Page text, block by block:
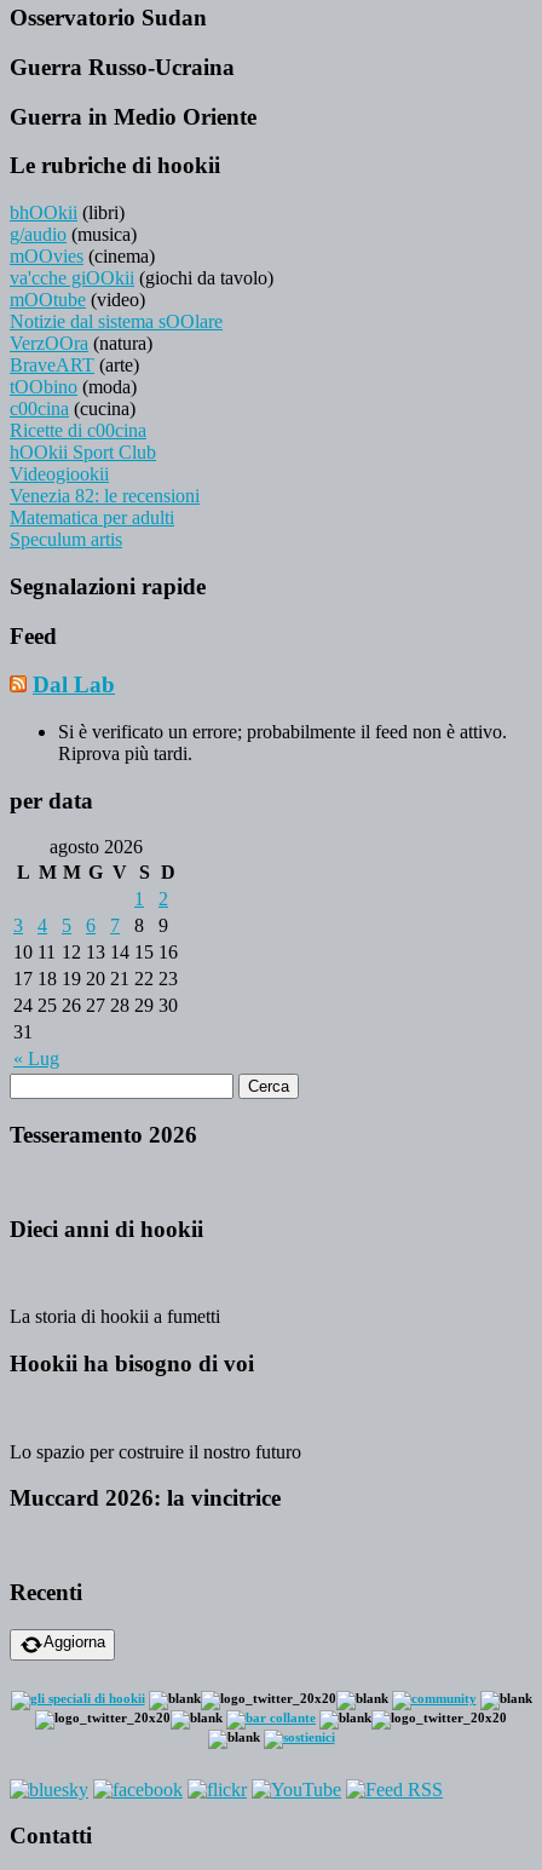
Osservatorio Sudan
Guerra Russo-Ucraina
Guerra in Medio Oriente
Le rubriche di hookii
bhOOkii (libri)
g/audio (musica)
mOOvies (cinema)
va'cche giOOkii (giochi da tavolo)
mOOtube (video)
Notizie dal sistema sOOlare
VerzOOra (natura)
BraveART (arte)
tOObino (moda)
c00cina (cucina)
Ricette di c00cina
hOOkii Sport Club
Videogiookii
Venezia 82: le recensioni
Matematica per adulti
Speculum artis
Segnalazioni rapide
Feed
Dal Lab
Si è verificato un errore; probabilmente il feed non è attivo.
Riprova più tardi.
per data
agosto 2026
L M M G V S D
« Lug
1
2
3
4 5 6 7 8
9
10 11 12 13 14 15 16
17 18 19 20 21 22 23
24 25 26 27 28 29 30
31
Tesseramento 2026
Dieci anni di hookii
La storia di hookii a fumetti
Hookii ha bisogno di voi
Lo spazio per costruire il nostro futuro
Muccard 2026: la vincitrice
Recenti
Aggiorna
Contatti